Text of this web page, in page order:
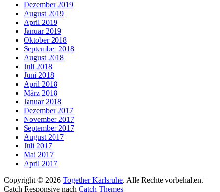
Dezember 2019
August 2019
April 2019
Januar 2019
Oktober 2018
September 2018
August 2018
Juli 2018
Juni 2018
April 2018
März 2018
Januar 2018
Dezember 2017
November 2017
September 2017
August 2017
Juli 2017
Mai 2017
April 2017
Copyright © 2026 Together Karlsruhe. Alle Rechte vorbehalten. |
Catch Responsive nach Catch Themes